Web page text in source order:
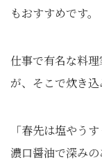
もおすすめです。
仕事で有名な料
が、そこで炊き
「春先は塩やう
濃口醤油で深みの